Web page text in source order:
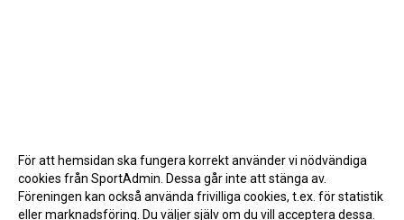
För att hemsidan ska fungera korrekt använder vi nödvändiga
cookies från SportAdmin. Dessa går inte att stänga av.
Föreningen kan också använda frivilliga cookies, t.ex. för statistik
eller marknadsföring. Du väljer själv om du vill acceptera dessa.